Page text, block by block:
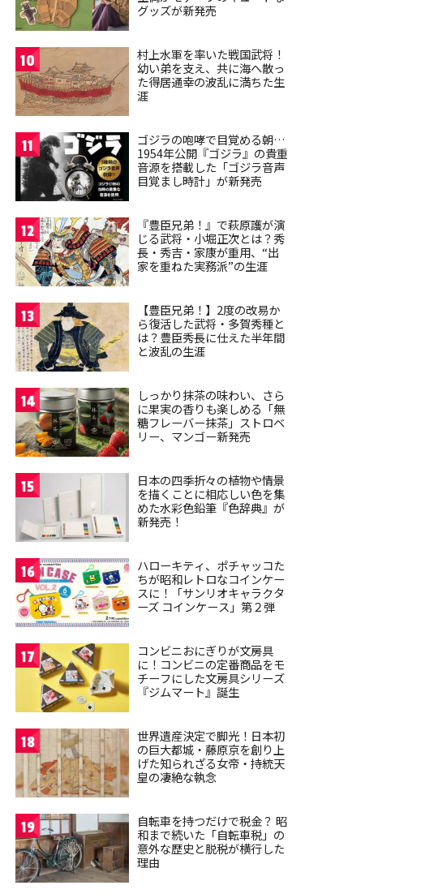
グッズが新発売
10
村上水軍を率いた戦国武将！
幼い弟を支え、共に海へ散っ
た得居通幸の波乱に満ちた生
涯
11
ゴジラの咆哮で目覚める朝…
1954年公開『ゴジラ』の貴重
音源を搭載した「ゴジラ音声
目覚まし時計」が新発売
12
『豊臣兄弟！』で萩原護が演
じる武将・小堀正次とは？秀
長・秀吉・家康が重用、“出
家を重ねた実務派”の生涯
13
【豊臣兄弟！】2度の改易か
ら復活した武将・多賀秀種と
は？豊臣秀長に仕えた半年間
と波乱の生涯
14
しっかり抹茶の味わい、さら
に果実の香りも楽しめる「無
糖フレーバー抹茶」ストロベ
リー、マンゴー新発売
15
日本の四季折々の植物や情景
を描くことに相応しい色を集
めた水彩色鉛筆『色辞典』が
新発売！
16
ハローキティ、ポチャッコた
ちが昭和レトロなコインケー
スに！「サンリオキャラクタ
ーズ コインケース」第２弾
17
コンビニおにぎりが文房具
に！コンビニの定番商品をモ
チーフにした文房具シリーズ
『ジムマート』誕生
18
世界遺産決定で脚光！日本初
の巨大都城・藤原京を創り上
げた知られざる女帝・持統天
皇の凄絶な執念
19
自転車を持つだけで税金？ 昭
和まで続いた「自転車税」の
意外な歴史と脱税が横行した
理由